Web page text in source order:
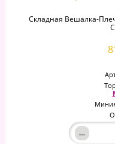
Складная Вешалка-
–